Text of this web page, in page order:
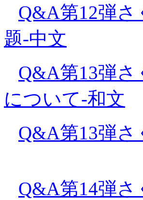
Q&A第12弾さ
题-中文
Q&A第13弾
について-和文
Q&A第13弾
Q&A第14弾